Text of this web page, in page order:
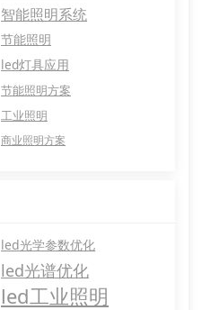
智能照明系统
节能照明
led灯具应用
节能照明方案
工业照明
商业照明方案
led光学参数优化
led光谱优化
led工业照明